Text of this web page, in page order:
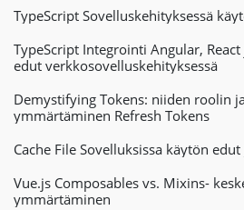
TypeScript Sovelluskehityksessä
TypeScript Integrointi Angular,
edut verkkosovelluskehityksessä
Demystifying Tokens: niiden roolin
ymmärtäminen Refresh Tokens
Cache File Sovelluksissa käytön
Vue.js Composables vs. Mixins-
ymmärtäminen